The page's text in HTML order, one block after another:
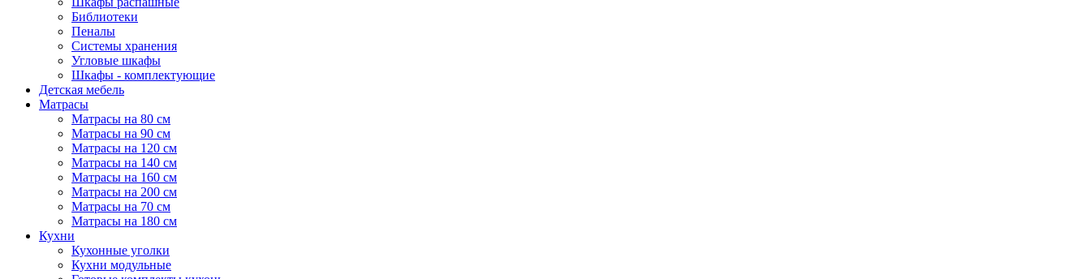
Библиотеки
Пеналы
Системы хранения
Угловые шкафы
Шкафы - комплектующие
Детская мебель
Матрасы
Матрасы на 80 см
Матрасы на 90 см
Матрасы на 120 см
Матрасы на 140 см
Матрасы на 160 см
Матрасы на 200 см
Матрасы на 70 см
Матрасы на 180 см
Кухни
Кухонные уголки
Кухни модульные